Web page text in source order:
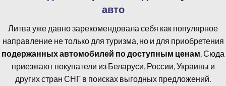
авто
Литва уже давно зарекомендовала себя как популярное
направление не только для туризма, но и для приобретения
подержанных автомобилей по доступным ценам. Сюда
приезжают покупатели из Беларуси, России, Украины и
других стран СНГ в поисках выгодных предложений.